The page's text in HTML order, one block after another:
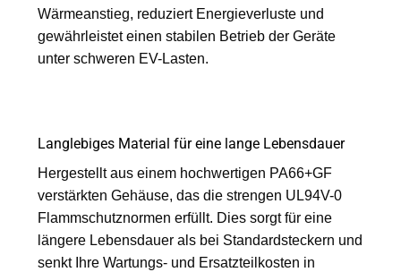
Wärmeanstieg, reduziert Energieverluste und
gewährleistet einen stabilen Betrieb der Geräte
unter schweren EV-Lasten.
Langlebiges Material für eine lange Lebensdauer
Hergestellt aus einem hochwertigen PA66+GF
verstärkten Gehäuse, das die strengen UL94V-0
Flammschutznormen erfüllt. Dies sorgt für eine
längere Lebensdauer als bei Standardsteckern und
senkt Ihre Wartungs- und Ersatzteilkosten in